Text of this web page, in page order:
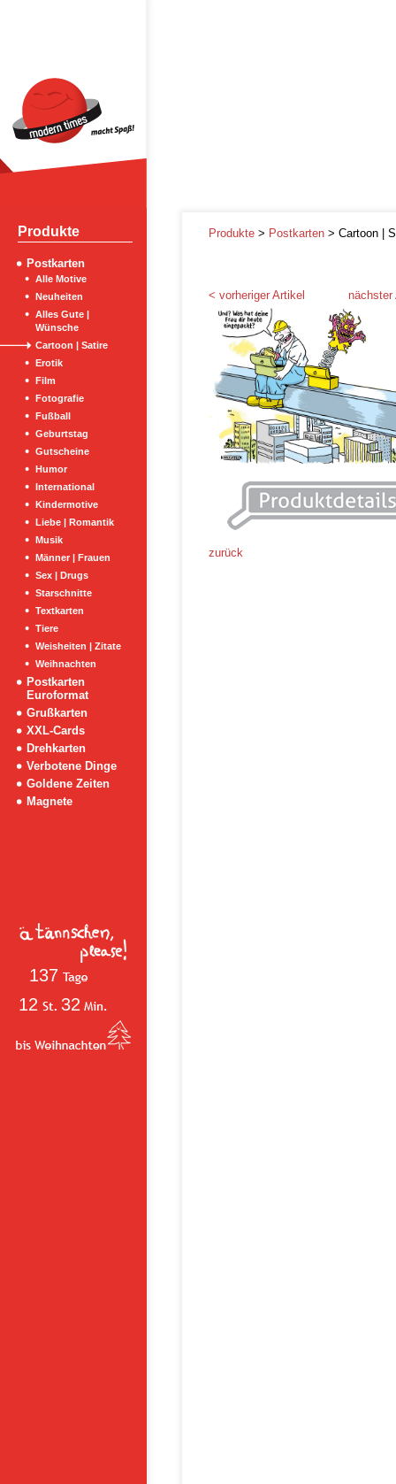
Produkte
Postkarten
Alle Motive
Neuheiten
Alles Gute |
Wünsche
Cartoon | Satire
Erotik
Film
Fotografie
Fußball
Geburtstag
Gutscheine
Humor
International
Kindermotive
Liebe | Romantik
Musik
Männer | Frauen
Sex | Drugs
Starschnitte
Textkarten
Tiere
Weisheiten | Zitate
Weihnachten
Postkarten
Euroformat
Grußkarten
XXL-Cards
Drehkarten
Verbotene Dinge
Goldene Zeiten
Magnete
137
12
32
Produkte > Postkarten > Cartoon |
< vorheriger Artikel
zurück